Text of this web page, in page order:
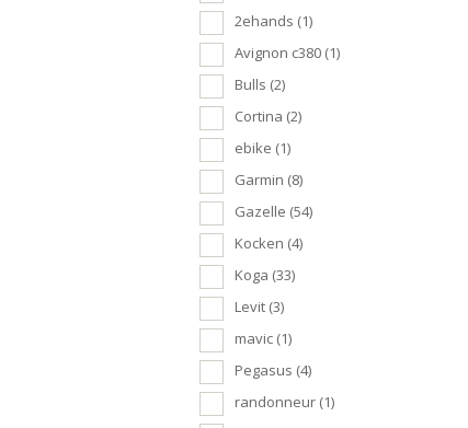
2ehands (1)
Avignon c380 (1)
Bulls (2)
Cortina (2)
ebike (1)
Garmin (8)
Gazelle (54)
Kocken (4)
Koga (33)
Levit (3)
mavic (1)
Pegasus (4)
randonneur (1)